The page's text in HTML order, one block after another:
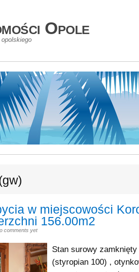
Opole
w miejscowości
156.00m2
comments yet
Stan surowy
(styropian 100) ,